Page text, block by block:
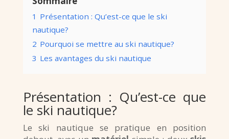
1 Présentation : Qu’est-ce que le ski
nautique?
2 Pourquoi se mettre au ski nautique?
3 Les avantages du ski nautique
Présentation : Qu’est-ce que
le ski nautique?
Le ski nautique se pratique en position